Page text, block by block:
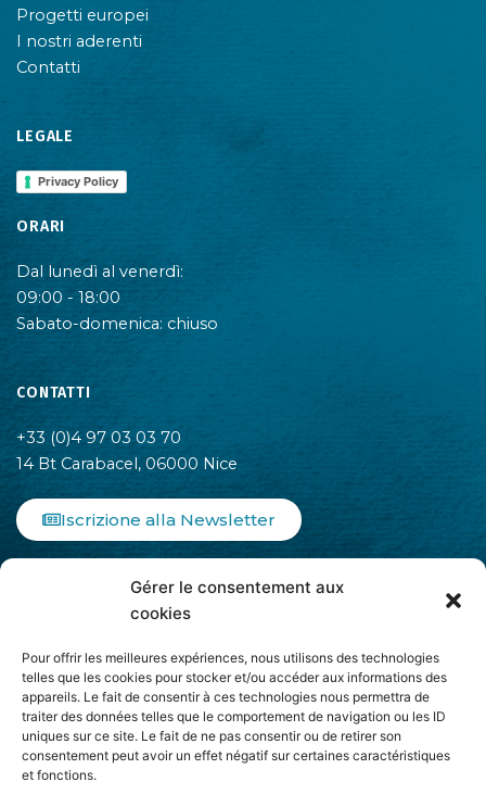
Gérer le consentement aux
cookies
Pour offrir les meilleures expériences, nous utilisons des technologies
telles que les cookies pour stocker et/ou accéder aux informations des
appareils. Le fait de consentir à ces technologies nous permettra de
traiter des données telles que le comportement de navigation ou les ID
uniques sur ce site. Le fait de ne pas consentir ou de retirer son
consentement peut avoir un effet négatif sur certaines caractéristiques
et fonctions.
Progetti europei
I nostri aderenti
Contatti
LEGALE
Privacy Policy
ORARI
Dal lunedì al venerdì:
09:00 - 18:00
Sabato-domenica: chiuso
CONTATTI
+33 (0)4 97 03 03 70
14 Bt Carabacel, 06000 Nice
Iscrizione alla Newsletter
b
o
o
k
-
f
a
g
r
a
m
i
n
e
d
i
n
-
i
Aderisce ad